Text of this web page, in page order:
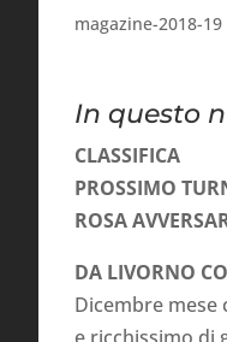
magazine-2018-19
In
CLASSIFICA
PROSSIMO
ROSA
DA LIVORNO
Dicembre mese